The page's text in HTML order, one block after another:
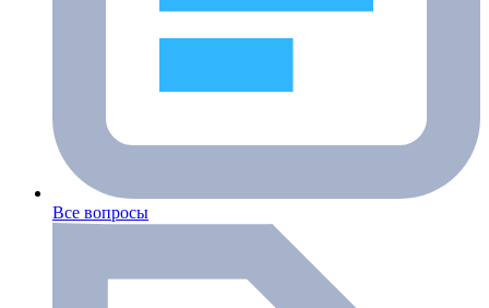
Все вопросы